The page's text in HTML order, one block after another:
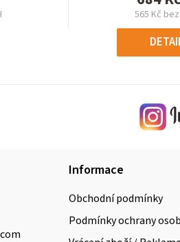
565 Kč bez
cena:
Informace
Obchodní podmínky
Podmínky ochrany